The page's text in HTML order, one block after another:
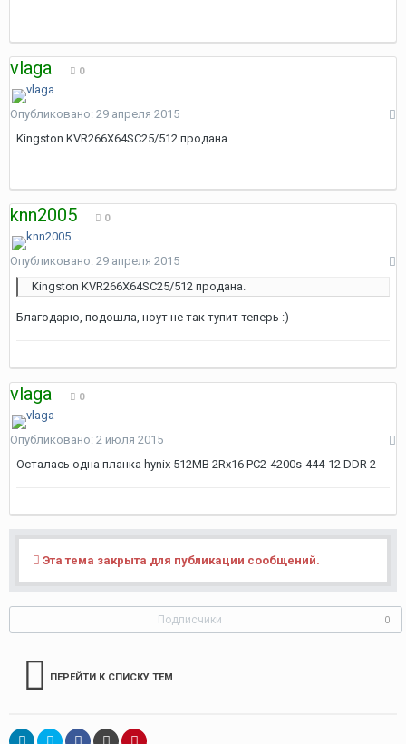
vlaga 0
Опубликовано: 29 апреля 2015
Kingston KVR266X64SC25/512 продана.
knn2005 0
Опубликовано: 29 апреля 2015
Kingston KVR266X64SC25/512 продана.
Благодарю, подошла, ноут не так тупит теперь :)
vlaga 0
Опубликовано: 2 июля 2015
Осталась одна планка hynix 512MB 2Rx16 PC2-4200s-444-12 DDR 2
Эта тема закрыта для публикации сообщений.
Подписчики 0
ПЕРЕЙТИ К СПИСКУ ТЕМ